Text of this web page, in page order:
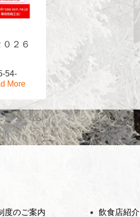
２６
54-
More
度のご案内
飲食店紹介